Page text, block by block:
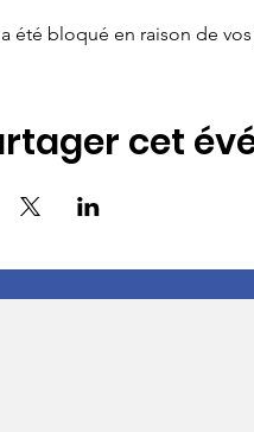
été bloqué en raison de
cet